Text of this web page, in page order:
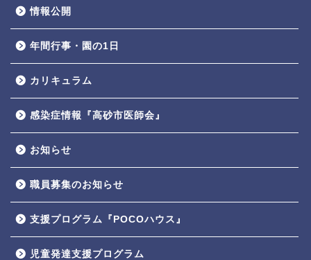
情報公開
年間行事・園の1日
カリキュラム
感染症情報『高砂市医師会』
お知らせ
職員募集のお知らせ
支援プログラム『POCOハウス』
児童発達支援プログラム